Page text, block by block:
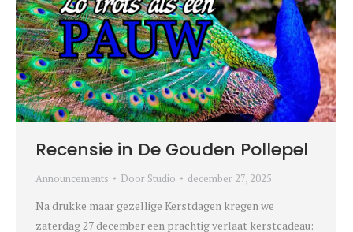
Recensie in De Gouden Pollepel
Announcements Door Studio december 27, 2025
Na drukke maar gezellige Kerstdagen kregen we
zaterdag 27 december een prachtig verlaat kerstcadeau: